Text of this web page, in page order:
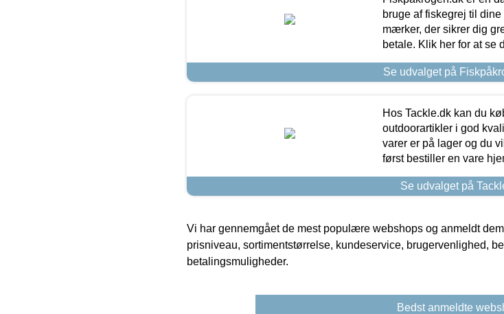
bruge af fiskegrej til
mærker, der sikrer dig
betale. Klik her for at se
Se udvalget på
Hos Tackle.dk kan du
outdoorartikler i god
varer er på lager og du
først bestiller en vare
Se udvalget på
Vi har gennemgået de mest populære webshops og anmeldt
prisniveau, sortimentstørrelse, kundeservice, brugervenlighed,
betalingsmuligheder.
Bedst anmeldte